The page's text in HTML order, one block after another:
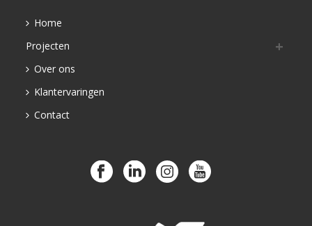
Home
Projecten
Over ons
Klantervaringen
Contact